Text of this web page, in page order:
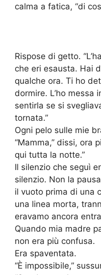
calma a fatica, “di
Rispose di getto.
che eri esausta. Hai
qualche ora. Ti ho
dormire. L’ho messa
sentirla se si
tornata.”
Ogni pelo sulle mie
“Mamma,” dissi, ora
qui tutta la notte.”
Il silenzio che seguì
silenzio. Non la
il vuoto prima di una
una linea morta,
eravamo ancora
Quando mia madre
non era più confusa.
Era spaventata.
“È impossibile,”